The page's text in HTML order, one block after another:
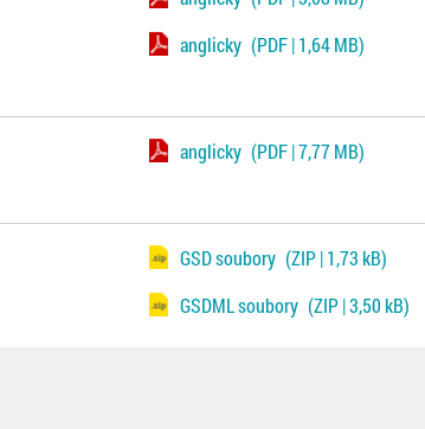
anglicky (PDF | 1,64 MB)
anglicky (PDF | 7,77 MB)
GSD soubory (ZIP | 1,73 kB)
GSDML soubory (ZIP | 3,50 kB)